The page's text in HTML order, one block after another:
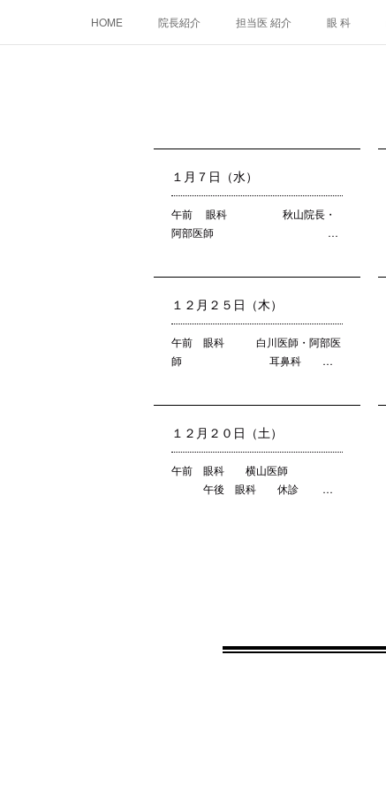
HOME 院長紹介 担当医 紹介 眼 科
１月７日（水）
午前 眼科 秋山院長・
阿部医師 …
１２月２５日（木）
午前 眼科 白川医師・阿部医
師 耳鼻科 …
１２月２０日（土）
午前 眼科 横山医師
午後 眼科 休診 …